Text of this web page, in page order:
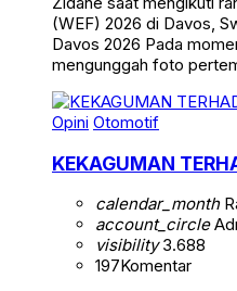
(WEF) 2026 di Davos,
Davos 2026 Pada
mengunggah foto
Opini Otomotif
KEKAGUMAN
calendar_month
account_circle
visibility3.688
197Komentar